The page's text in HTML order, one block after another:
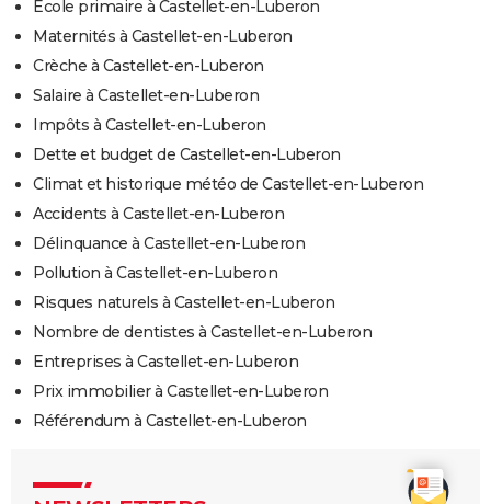
Ecole primaire à Castellet-en-Luberon
Maternités à Castellet-en-Luberon
Crèche à Castellet-en-Luberon
Salaire à Castellet-en-Luberon
Impôts à Castellet-en-Luberon
Dette et budget de Castellet-en-Luberon
Climat et historique météo de Castellet-en-Luberon
Accidents à Castellet-en-Luberon
Délinquance à Castellet-en-Luberon
Pollution à Castellet-en-Luberon
Risques naturels à Castellet-en-Luberon
Nombre de dentistes à Castellet-en-Luberon
Entreprises à Castellet-en-Luberon
Prix immobilier à Castellet-en-Luberon
Référendum à Castellet-en-Luberon